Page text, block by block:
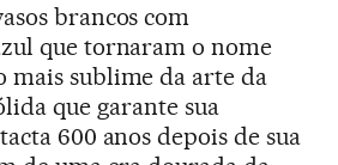
brancos com
que tornaram o nome
sublime da arte da
que garante sua
600 anos depois de sua